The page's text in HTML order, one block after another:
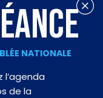
NATIONALE
l’agenda
de la